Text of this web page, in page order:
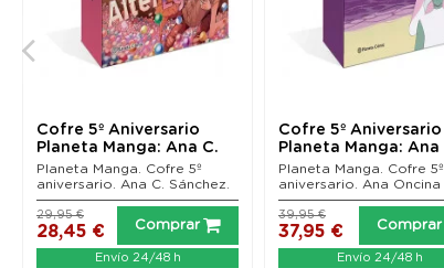
Cofre 5º Aniversario
Planeta Manga: Ana C.
Sánchez
Planeta Manga. Cofre 5º
aniversario. Ana C. Sánchez.
28,45 €
29,95 €
Comprar
Envío 24/48 h
Cofre 5º Aniversario
Planeta Manga: Ana
Oncina
Planeta Manga. Cofre 5º
aniversario. Ana Oncina
37,95 €
39,95 €
Comprar
Envío 24/48 h